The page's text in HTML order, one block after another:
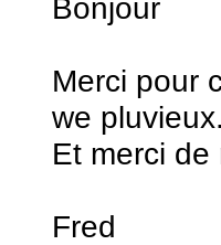
Bonjour
Merci pour
we
Et merci
Fred